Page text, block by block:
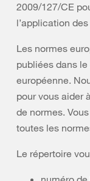
2009/127/CE
l’application
Les normes
publiées dans
européenne.
pour vous aider
de normes.
toutes les
Le répertoire